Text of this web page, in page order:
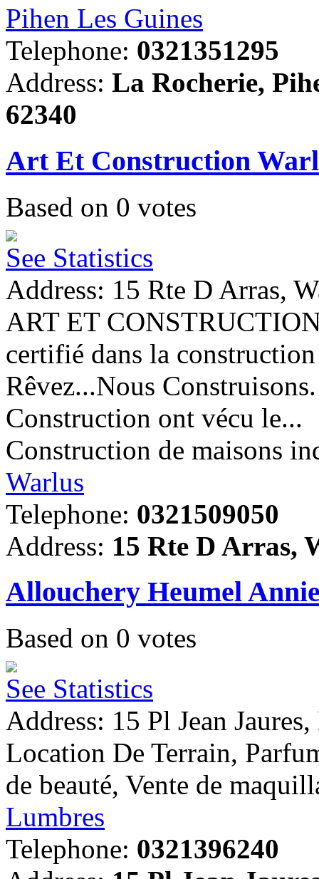
Pihen Les Guines
Telephone: 0321351295
Address: La Rocherie,
62340
Art Et Construction
Based on 0 votes
See Statistics
Address: 15 Rte D Arras,
ART ET
certifié dans la
Rêvez...Nous
Construction ont vécu le...
Construction de maisons
Warlus
Telephone: 0321509050
Address: 15 Rte D Arras,
Allouchery Heumel
Based on 0 votes
See Statistics
Address: 15 Pl Jean
Location De Terrain,
de beauté, Vente de
Lumbres
Telephone: 0321396240